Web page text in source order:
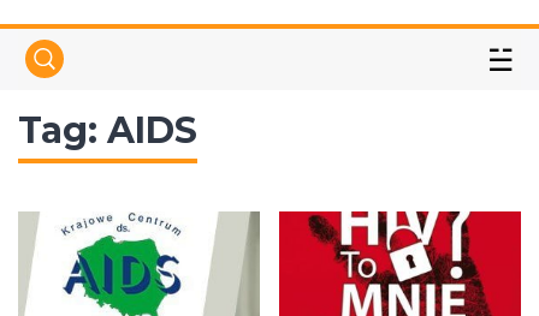
☱
Tag: AIDS